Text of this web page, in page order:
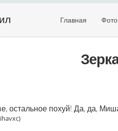
Главная
остальное похуй! Да, да,